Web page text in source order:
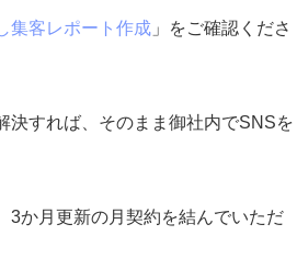
集客レポート作成 」をご確認くださ
決すれば、そのまま御社内でSNSを
3か月更新の月契約を結んでいただ